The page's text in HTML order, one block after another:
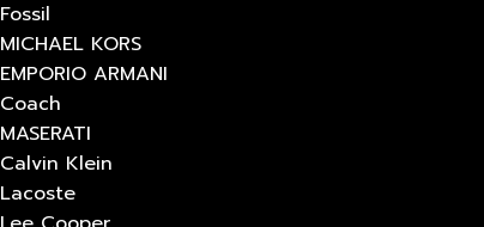
Fossil
MICHAEL KORS
EMPORIO ARMANI
Coach
MASERATI
Calvin Klein
Lacoste